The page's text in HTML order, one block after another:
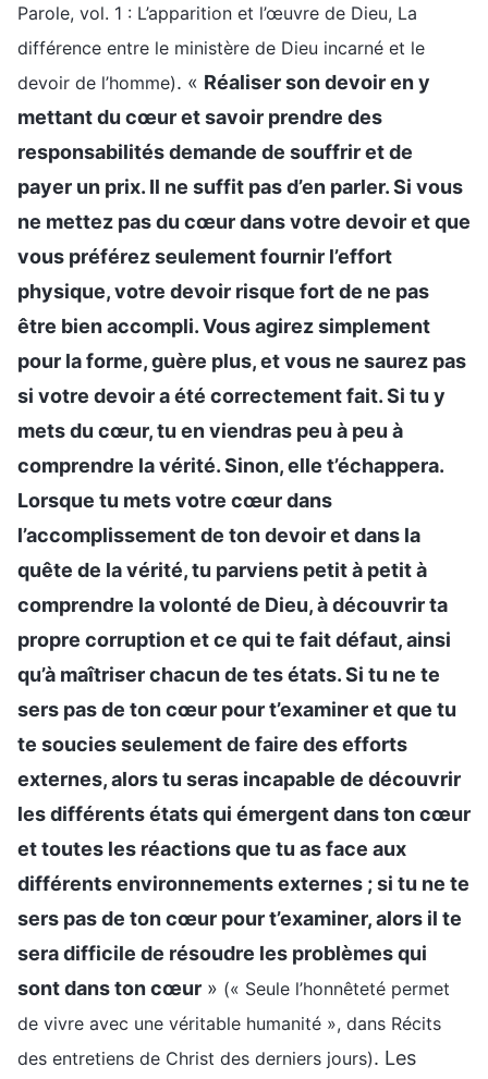
Parole, vol. 1 : L’apparition et l’œuvre de Dieu, La
différence entre le ministère de Dieu incarné et le
devoir de l’homme). « Réaliser son devoir en y
mettant du cœur et savoir prendre des
responsabilités demande de souffrir et de
payer un prix. Il ne suffit pas d’en parler. Si vous
ne mettez pas du cœur dans votre devoir et que
vous préférez seulement fournir l’effort
physique, votre devoir risque fort de ne pas
être bien accompli. Vous agirez simplement
pour la forme, guère plus, et vous ne saurez pas
si votre devoir a été correctement fait. Si tu y
mets du cœur, tu en viendras peu à peu à
comprendre la vérité. Sinon, elle t’échappera.
Lorsque tu mets votre cœur dans
l’accomplissement de ton devoir et dans la
quête de la vérité, tu parviens petit à petit à
comprendre la volonté de Dieu, à découvrir ta
propre corruption et ce qui te fait défaut, ainsi
qu’à maîtriser chacun de tes états. Si tu ne te
sers pas de ton cœur pour t’examiner et que tu
te soucies seulement de faire des efforts
externes, alors tu seras incapable de découvrir
les différents états qui émergent dans ton cœur
et toutes les réactions que tu as face aux
différents environnements externes ; si tu ne te
sers pas de ton cœur pour t’examiner, alors il te
sera difficile de résoudre les problèmes qui
sont dans ton cœur » (« Seule l’honnêteté permet
de vivre avec une véritable humanité », dans Récits
des entretiens de Christ des derniers jours). Les